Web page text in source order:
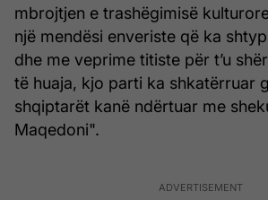
mbrojtjen e trashëgimisë
një mendësi enveriste që ka
dhe me veprime titiste për t’u
të huaja, kjo parti ka shkatërruar
shqiptarët kanë ndërtuar me
Maqedoni".